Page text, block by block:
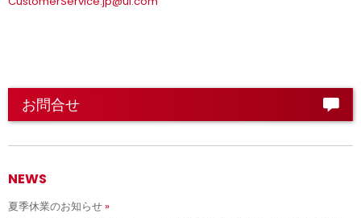
お問合せ
NEWS
夏季休業のお知らせ